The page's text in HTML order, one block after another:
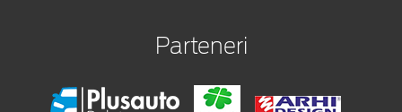
Parteneri